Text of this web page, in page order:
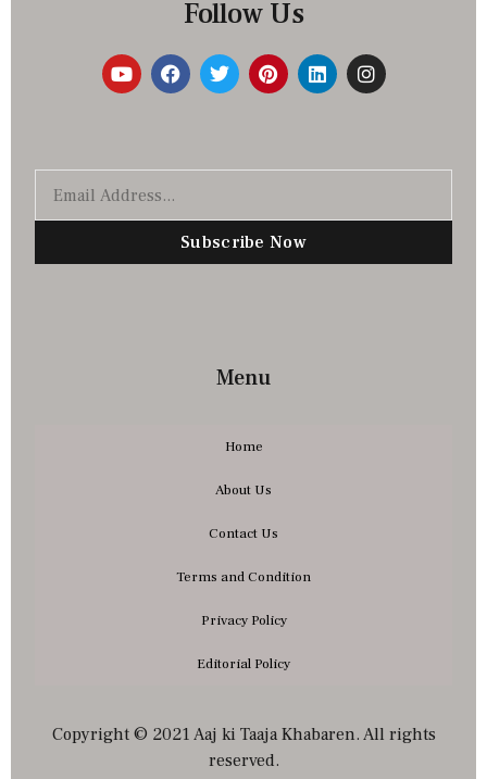
Follow Us
Subscribe Now
Menu
Home
About Us
Contact Us
Terms and Condition
Privacy Policy
Editorial Policy
Copyright © 2021 Aaj ki Taaja Khabaren. All rights
reserved.